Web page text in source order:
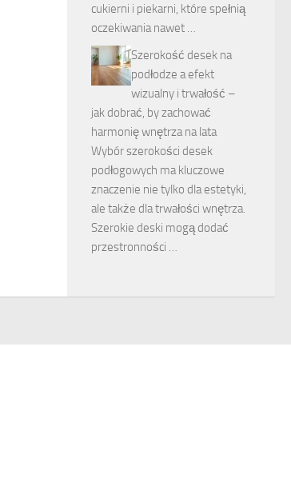
cukierni i piekarni, które spełnią
oczekiwania nawet …
Szerokość desek na
podłodze a efekt
wizualny i trwałość –
jak dobrać, by zachować
harmonię wnętrza na lata
Wybór szerokości desek
podłogowych ma kluczowe
znaczenie nie tylko dla estetyki,
ale także dla trwałości wnętrza.
Szerokie deski mogą dodać
przestronności …